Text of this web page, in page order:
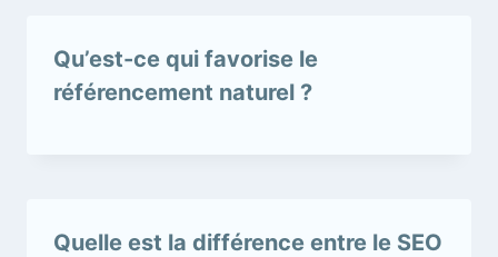
Qu’est-ce qui favorise le
référencement naturel ?
Quelle est la différence entre le SEO